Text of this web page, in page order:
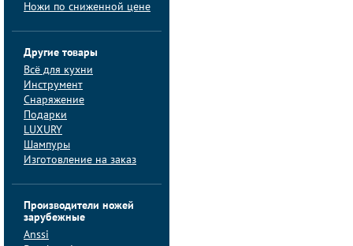
Ножи по сниженной цене
Другие товары
Всё для кухни
Инструмент
Снаряжение
Подарки
LUXURY
Шампуры
Изготовление на заказ
Производители ножей
зарубежные
Anssi